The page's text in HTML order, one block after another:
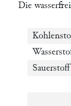
Die
Sauerstoff